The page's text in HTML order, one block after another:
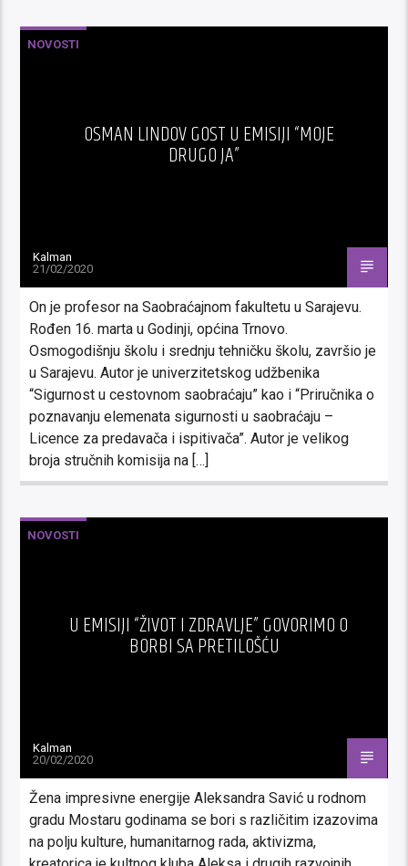
NOVOSTI
OSMAN LINDOV GOST U EMISIJI “MOJE
DRUGO JA”
Kalman
21/02/2020
On je profesor na Saobraćajnom fakultetu u Sarajevu.
Rođen 16. marta u Godinji, općina Trnovo.
Osmogodišnju školu i srednju tehničku školu, završio je
u Sarajevu. Autor je univerzitetskog udžbenika
“Sigurnost u cestovnom saobraćaju” kao i “Priručnika o
poznavanju elemenata sigurnosti u saobraćaju –
Licence za predavača i ispitivača”. Autor je velikog
broja stručnih komisija na […]
NOVOSTI
U EMISIJI “ŽIVOT I ZDRAVLJE” GOVORIMO O
BORBI SA PRETILOŠĆU
Kalman
20/02/2020
Žena impresivne energije Aleksandra Savić u rodnom
gradu Mostaru godinama se bori s različitim izazovima
na polju kulture, humanitarnog rada, aktivizma,